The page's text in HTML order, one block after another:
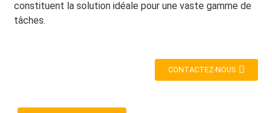
constituent la solution idéale pour une vaste gamme de
tâches.
CONTACTEZ-NOUS